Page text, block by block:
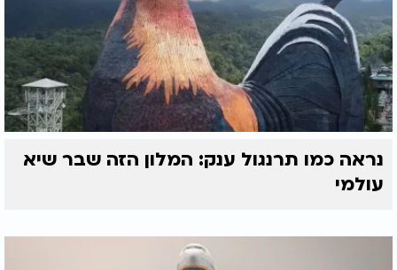
נראה כמו תרנגול ענק: המלון הזה שבר שיא
עולמי